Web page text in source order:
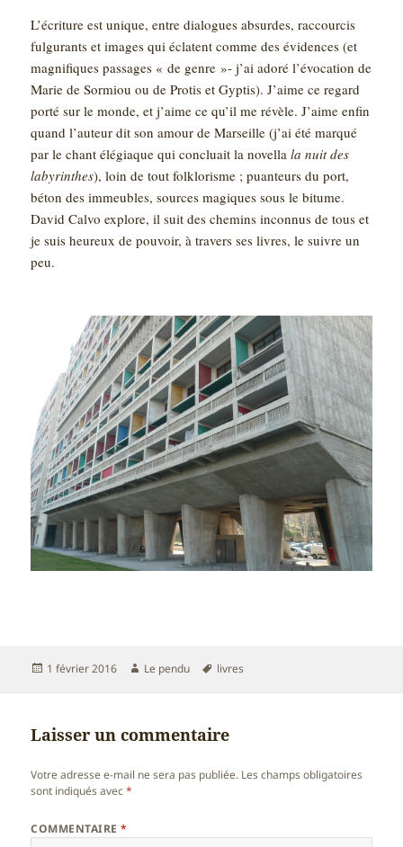
L’écriture est unique, entre dialogues absurdes, raccourcis
fulgurants et images qui éclatent comme des évidences (et
magnifiques passages « de genre »- j’ai adoré l’évocation de
Marie de Sormiou ou de Protis et Gyptis). J’aime ce regard
porté sur le monde, et j’aime ce qu’il me révèle. J’aime enfin
quand l’auteur dit son amour de Marseille (j’ai été marqué
par le chant élégiaque qui concluait la novellala nuit des
labyrinthes), loin de tout folklorisme ; puanteurs du port,
béton des immeubles, sources magiques sous le bitume.
David Calvo explore, il suit des chemins inconnus de tous et
je suis heureux de pouvoir, à travers ses livres, le suivre un
peu.
Publié
1 février 2016 Auteur
Le pendu
Mots-
livres
Laisser un commentaire
Votre adresse e-mail ne sera pas publiée. Les champs obligatoires
sont indiqués avec*
COMMENTAIRE*